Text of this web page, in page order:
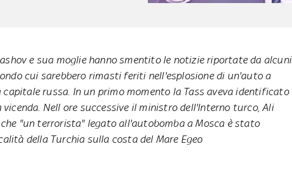
e sua moglie hanno smentito le notizie riportate da alcuni
cui sarebbero rimasti feriti nell'esplosione di un'auto a
capitale russa. In un primo momento la Tass aveva identificato
Nell ore successive il ministro dell'Interno turco, Ali
"un terrorista" legato all'autobomba a Mosca è stato
della Turchia sulla costa del Mare Egeo